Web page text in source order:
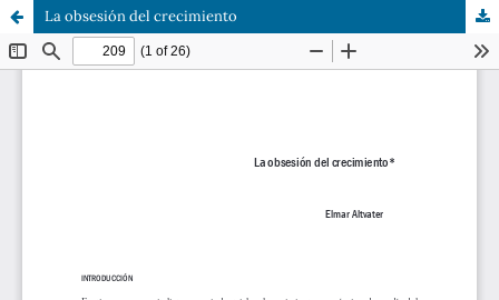
La obsesión del crecimiento